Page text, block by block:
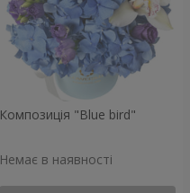
Композиція "Blue bird"
Немає в наявності